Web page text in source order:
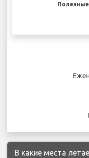
В какие места